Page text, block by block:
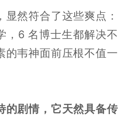
然符合了这些爽点：
，6 名博士生都解决不
的韦神面前压根不值一
的剧情，它天然具备传